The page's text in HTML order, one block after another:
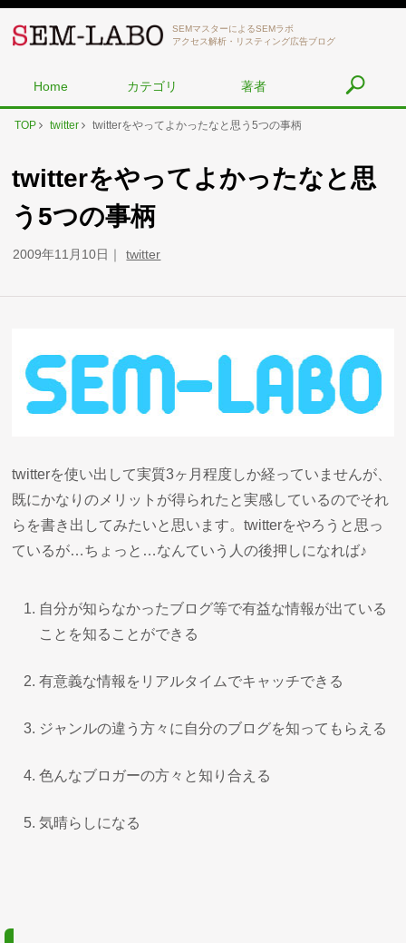
SEMマスターによるSEMラボ
アクセス解析・リスティング広告ブログ
Home カテゴリ 著者
TOP twitter twitterをやってよかったなと思う5つの事柄
twitterをやってよかったなと思
う5つの事柄
2009年11月10日 twitter
twitterを使い出して実質3ヶ月程度しか経っていませんが、
既にかなりのメリットが得られたと実感しているのでそれ
らを書き出してみたいと思います。twitterをやろうと思っ
ているが…ちょっと…なんていう人の後押しになれば♪
自分が知らなかったブログ等で有益な情報が出ている
ことを知ることができる
有意義な情報をリアルタイムでキャッチできる
ジャンルの違う方々に自分のブログを知ってもらえる
色んなブロガーの方々と知り合える
気晴らしになる